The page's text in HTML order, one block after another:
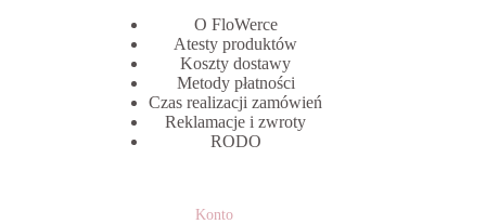
O FloWerce
Atesty produktów
Koszty dostawy
Metody płatności
Czas realizacji zamówień
Reklamacje i zwroty
RODO
Konto